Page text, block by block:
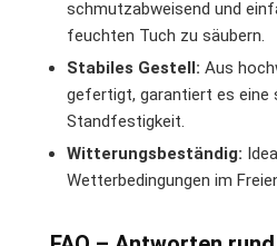
schmutzabweisend und
feuchten Tuch zu säubern.
Stabiles Gestell: Aus
gefertigt, garantiert es eine
Standfestigkeit.
Witterungsbeständig:
Wetterbedingungen im